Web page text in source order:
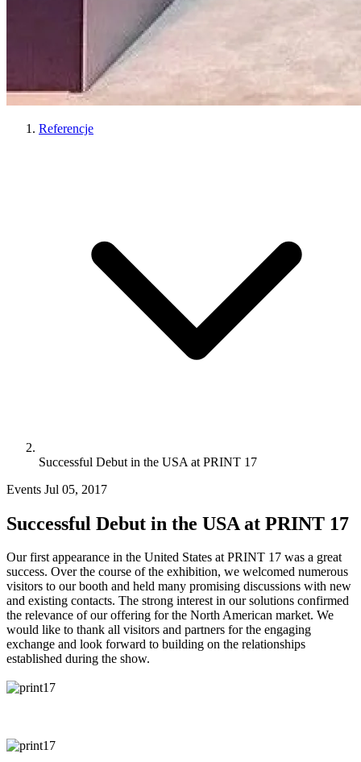
Referencje
Successful Debut in the USA at PRINT 17
Events Jul 05, 2017
Successful Debut in the USA at PRINT 17
Our first appearance in the United States at PRINT 17 was a great
success. Over the course of the exhibition, we welcomed numerous
visitors to our booth and held many promising discussions with new
and existing contacts. The strong interest in our solutions confirmed
the relevance of our offering for the North American market. We
would like to thank all visitors and partners for the engaging
exchange and look forward to building on the relationships
established during the show.